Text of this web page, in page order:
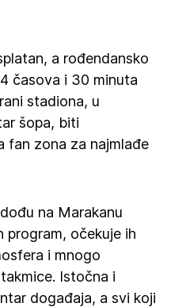
a rođendansko
časova i 30 minuta
stadiona, u
šopa, biti
fan zona za najmlađe
na Marakanu
program, očekuje ih
i mnogo
Istočna i
događaja, a svi koji